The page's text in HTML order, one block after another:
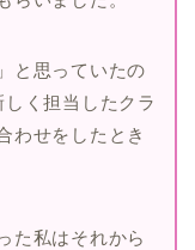
と思っていたの
く担当したクラ
わせをしたとき
た私はそれから